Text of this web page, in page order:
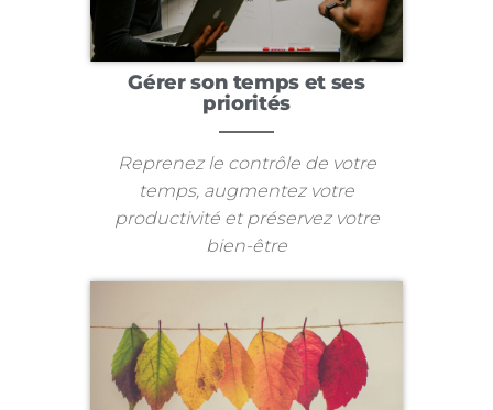
Gérer son temps et ses
priorités
Reprenez le contrôle de votre
temps, augmentez votre
productivité et préservez votre
bien-être